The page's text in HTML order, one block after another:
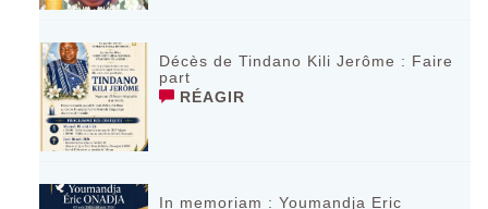
Décès de Tindano Kili Jerôme : Faire
part
RÉAGIR
In memoriam : Youmandja Eric